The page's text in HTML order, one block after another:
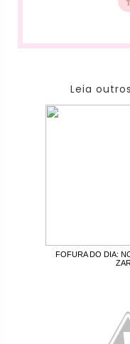
Leia
FOFURA DO DIA: